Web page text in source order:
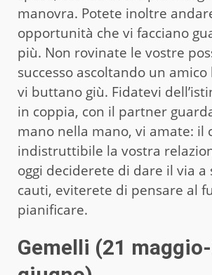
manovra. Potete inoltre
opportunità che vi facciano
più. Non rovinate le vostre
successo ascoltando un
vi buttano giù. Fidatevi
in coppia, con il partner
mano nella mano, vi amate: il
indistruttibile la vostra
oggi deciderete di dare il via a
cauti, eviterete di pensare al
pianificare.
Gemelli (21